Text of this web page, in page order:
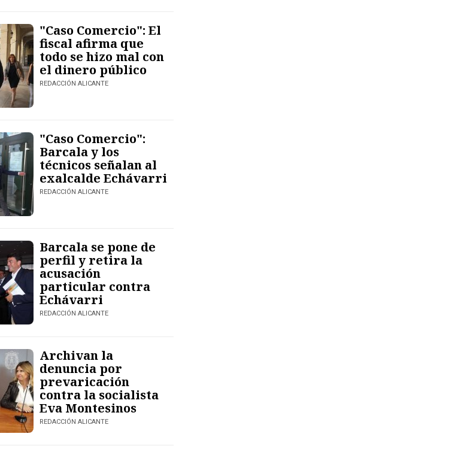
"Caso Comercio": El
fiscal afirma que
todo se hizo mal con
el dinero público
REDACCIÓN ALICANTE
"Caso Comercio":
Barcala y los
técnicos señalan al
exalcalde Echávarri
REDACCIÓN ALICANTE
Barcala se pone de
perfil y retira la
acusación
particular contra
Echávarri
REDACCIÓN ALICANTE
Archivan la
denuncia por
prevaricación
contra la socialista
Eva Montesinos
REDACCIÓN ALICANTE